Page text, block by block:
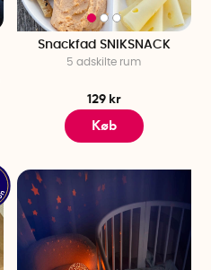
Snackfad SNIKSNACK
5 adskilte rum
129 kr
Køb